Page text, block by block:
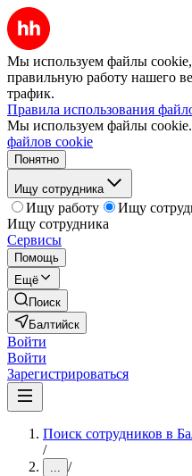
Мы используем файлы cookie,
правильную работу нашего
трафик.
Правила использования
Мы используем файлы cookie.
файлов cookie
Понятно
Ищу сотрудника
Ищу работу
Ищу
Ищу сотрудника
Сервисы
Помощь
Ещё
Поиск
Балтийск
Войти
Войти
Зарегистрироваться
Поиск сотрудников в
/
... /